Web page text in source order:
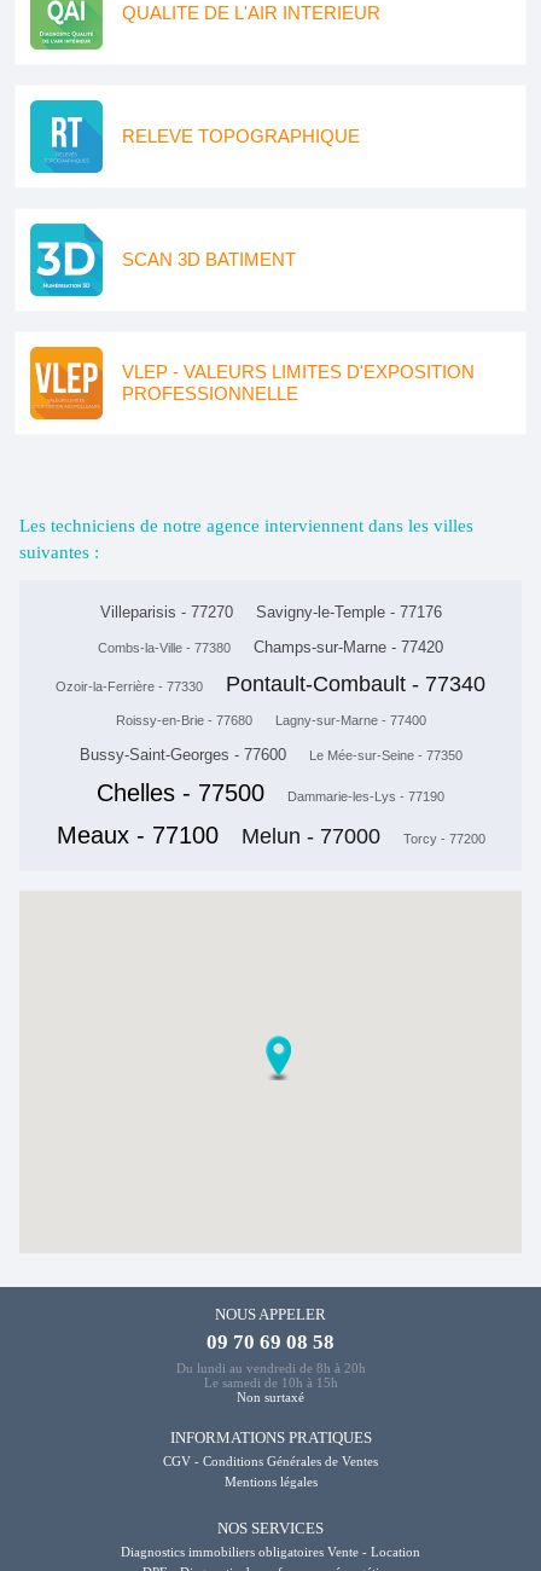
QUALITE DE L'AIR INTERIEUR
RELEVE TOPOGRAPHIQUE
SCAN 3D BATIMENT
VLEP - VALEURS LIMITES D'EXPOSITION
PROFESSIONNELLE
Les techniciens de notre agence interviennent dans les villes
suivantes :
Villeparisis - 77270 Savigny-le-Temple - 77176
Combs-la-Ville - 77380 Champs-sur-Marne - 77420
Ozoir-la-Ferrière - 77330 Pontault-Combault - 77340
Roissy-en-Brie - 77680 Lagny-sur-Marne - 77400
Bussy-Saint-Georges - 77600 Le Mée-sur-Seine - 77350
Chelles - 77500 Dammarie-les-Lys - 77190
Meaux - 77100 Melun - 77000 Torcy - 77200
NOUS APPELER
09 70 69 08 58
Du lundi au vendredi de 8h à 20h
Le samedi de 10h à 15h
Non surtaxé
INFORMATIONS PRATIQUES
CGV - Conditions Générales de Ventes
Mentions légales
NOS SERVICES
Diagnostics immobiliers obligatoires Vente - Location